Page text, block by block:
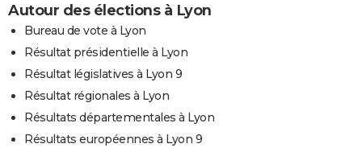
Autour des élections à Lyon
Bureau de vote à Lyon
Résultat présidentielle à Lyon
Résultat législatives à Lyon 9
Résultat régionales à Lyon
Résultats départementales à Lyon
Résultats européennes à Lyon 9